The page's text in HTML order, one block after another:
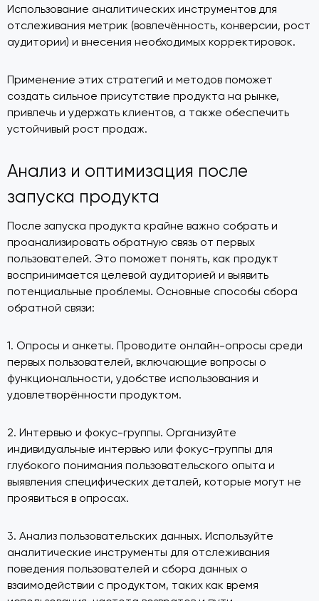
Использование аналитических инструментов для
отслеживания метрик (вовлечённость, конверсии, рост
аудитории) и внесения необходимых корректировок.
Применение этих стратегий и методов поможет
создать сильное присутствие продукта на рынке,
привлечь и удержать клиентов, а также обеспечить
устойчивый рост продаж.
Анализ и оптимизация после
запуска продукта
После запуска продукта крайне важно собрать и
проанализировать обратную связь от первых
пользователей. Это поможет понять, как продукт
воспринимается целевой аудиторией и выявить
потенциальные проблемы. Основные способы сбора
обратной связи:
1. Опросы и анкеты. Проводите онлайн-опросы среди
первых пользователей, включающие вопросы о
функциональности, удобстве использования и
удовлетворённости продуктом.
2. Интервью и фокус-группы. Организуйте
индивидуальные интервью или фокус-группы для
глубокого понимания пользовательского опыта и
выявления специфических деталей, которые могут не
проявиться в опросах.
3. Анализ пользовательских данных. Используйте
аналитические инструменты для отслеживания
поведения пользователей и сбора данных о
взаимодействии с продуктом, таких как время